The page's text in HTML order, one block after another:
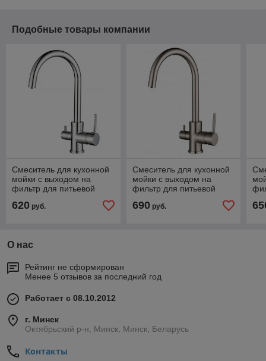
Подобные товары компании
Смеситель для кухонной
мойки с выходом на
фильтр для питьевой
Sabiaduo 2963 хром
620 руб.
Смеситель для кухонной
мойки с выходом на
фильтр для питьевой
Sabiaduo 2963 002 nickel
690руб.
О нас
Рейтинг не сформирован
Менее 5 отзывов за последний год
Работает с 08.10.2012
г. Минск
Октябрьский р-н, Минск, Минск, Беларусь
Контакты